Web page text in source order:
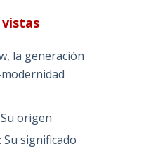
la generación
origen
significado